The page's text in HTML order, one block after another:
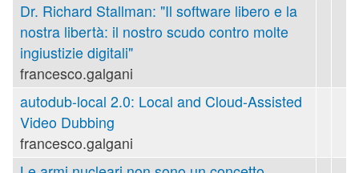
Dr. Richard Stallman: "Il software libero e la
nostra libertà: il nostro scudo contro molte
ingiustizie digitali"
francesco.galgani
autodub-local 2.0: Local and Cloud-Assisted
Video Dubbing
francesco.galgani